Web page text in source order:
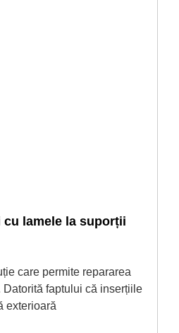
lamele la suporții
care permite repararea
Datorită faptului că inserțiile
exterioară